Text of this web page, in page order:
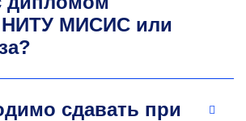
НИТУ МИСИС или
сдавать при